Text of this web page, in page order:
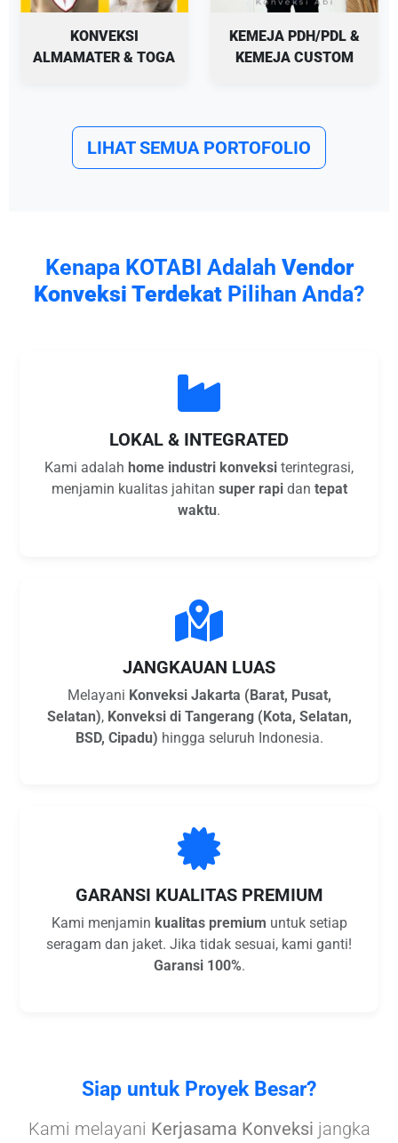
KONVEKSI
ALMAMATER & TOGA
KEMEJA PDH/PDL &
KEMEJA CUSTOM
LIHAT SEMUA PORTOFOLIO
Kenapa KOTABI Adalah Vendor
Konveksi Terdekat Pilihan Anda?
LOKAL & INTEGRATED
Kami adalah home industri konveksi terintegrasi,
menjamin kualitas jahitan super rapidan tepat
waktu.
JANGKAUAN LUAS
Melayani Konveksi Jakarta (Barat, Pusat,
Selatan), Konveksi di Tangerang (Kota, Selatan,
BSD, Cipadu) hingga seluruh Indonesia.
GARANSI KUALITAS PREMIUM
Kami menjamin kualitas premium untuk setiap
seragam dan jaket. Jika tidak sesuai, kami ganti!
Garansi 100%.
Siap untuk Proyek Besar?
Kami melayani Kerjasama Konveksi jangka